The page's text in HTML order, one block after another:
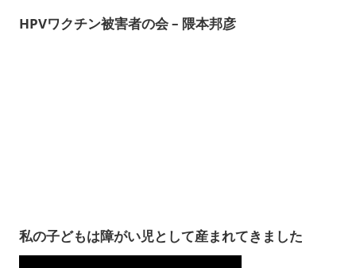
HPVワクチン被害者の会 – 隈本邦彦
私の子どもは障がい児として産まれてきました